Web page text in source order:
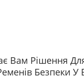
Вам Рішення
Безпеки У